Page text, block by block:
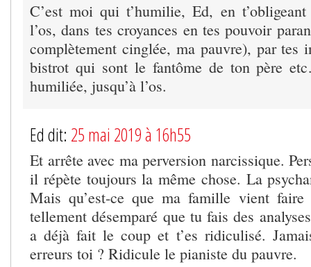
C’est moi qui t’humilie, Ed, en t’obligeant
l’os, dans tes croyances en tes pouvoir
complètement cinglée, ma pauvre), par tes
bistrot qui sont le fantôme de ton père
humiliée, jusqu’à l’os.
Ed dit: 25 mai 2019 à 16h55
Et arrête avec ma perversion narcissique.
il répète toujours la même chose. La
Mais qu’est-ce que ma famille vient faire
tellement désemparé que tu fais des
a déjà fait le coup et t’es ridiculisé.
erreurs toi ? Ridicule le pianiste du pauvre.